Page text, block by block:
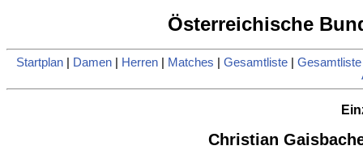
Österreichische
Startplan| Damen| Herren| Matches Gesamtliste|
Christian